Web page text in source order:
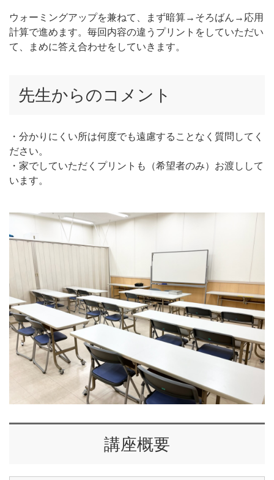
ウォーミングアップを兼ねて、まず暗算→そろばん→応用
計算で進めます。毎回内容の違うプリントをしていただい
て、まめに答え合わせをしていきます。
先生からのコメント
・分かりにくい所は何度でも遠慮することなく質問してく
ださい。
・家でしていただくプリントも（希望者のみ）お渡しして
います。
講座概要